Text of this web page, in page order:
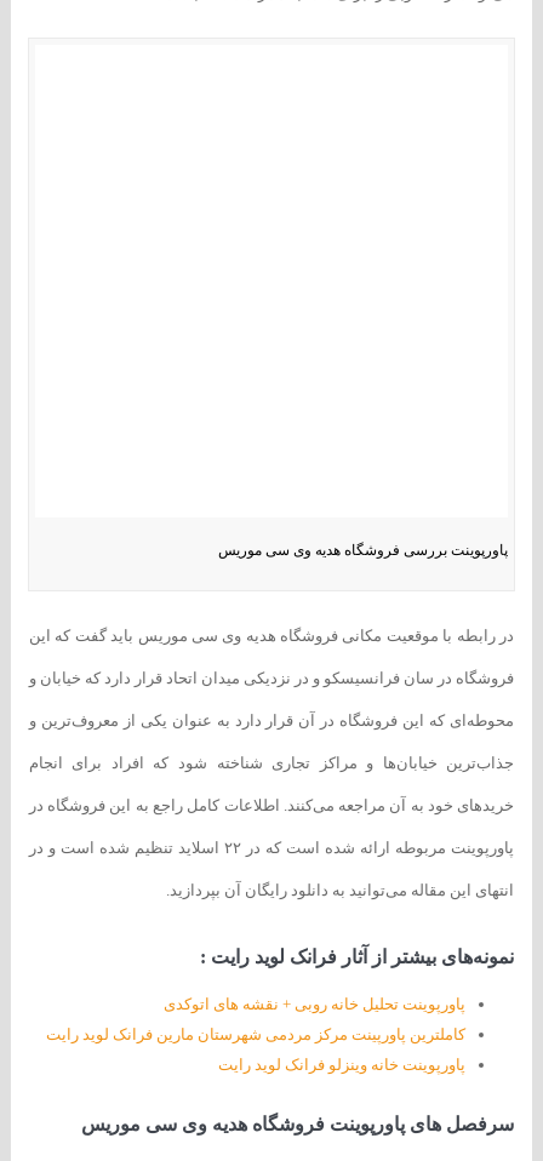
پاورپوینت بررسی فروشگاه هدیه وی سی موریس
در رابطه با موقعیت مکانی فروشگاه هدیه وی سی موریس باید گفت که این
فروشگاه در سان فرانسیسکو و در نزدیکی میدان اتحاد قرار دارد که خیابان و
محوطه‌ای که این فروشگاه در آن قرار دارد به عنوان یکی از معروف‌ترین و
جذاب‌ترین خیابان‌ها و مراکز تجاری شناخته شود که افراد برای انجام
خرید‌های خود به آن مراجعه می‌کنند. اطلاعات کامل راجع به این فروشگاه در
پاورپوینت مربوطه ارائه شده است که در ۲۲ اسلاید تنظیم شده است و در
انتهای این مقاله می‌توانید به دانلود رایگان آن بپردازید.
نمونه‌های بیشتر از آثار فرانک لوید رایت :
پاورپوینت تحلیل خانه روبی + نقشه های اتوکدی
کاملترین پاورپینت مرکز مردمی شهرستان مارین فرانک لوید رایت
پاورپوینت خانه وینزلو فرانک لوید رایت
سرفصل های پاورپوینت فروشگاه هدیه وی سی موریس